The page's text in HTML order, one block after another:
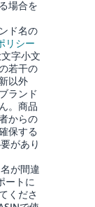
場合を
ド名の
リシー
字小文
若干の
以外
ランド
。商品
からの
保する
があり
が間違
ートに
くださ